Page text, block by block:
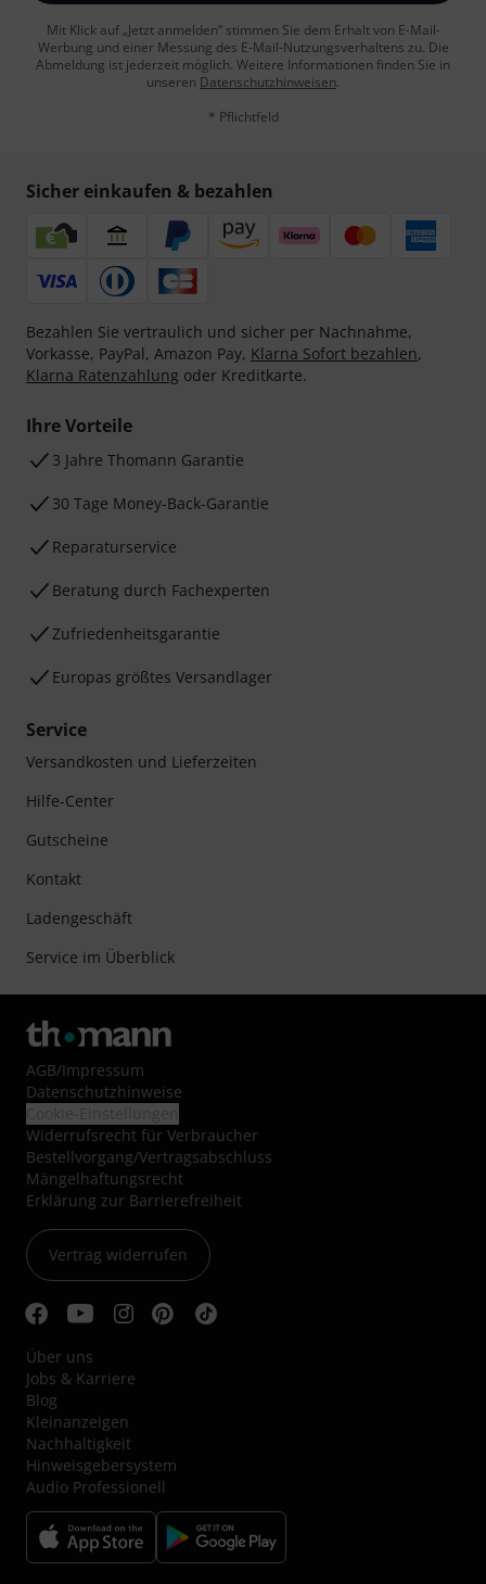
Mit Klick auf „Jetzt anmelden“ stimmen Sie dem Erhalt von E-Mail-
Werbung und einer Messung des E-Mail-Nutzungsverhaltens zu. Die
Abmeldung ist jederzeit möglich. Weitere Informationen finden Sie in
unseren Datenschutzhinweisen.
* Pflichtfeld
Sicher einkaufen & bezahlen
Bezahlen Sie vertraulich und sicher per Nachnahme,
Vorkasse, PayPal, Amazon Pay, Klarna Sofort bezahlen,
Klarna Ratenzahlung oder Kreditkarte.
Ihre Vorteile
3 Jahre Thomann Garantie
30 Tage Money-Back-Garantie
Reparaturservice
Beratung durch Fachexperten
Zufriedenheitsgarantie
Europas größtes Versandlager
Service
Versandkosten und Lieferzeiten
Hilfe-Center
Gutscheine
Kontakt
Ladengeschäft
Service im Überblick
AGB/Impressum
Datenschutzhinweise
Widerrufsrecht für Verbraucher
Bestellvorgang/Vertragsabschluss
Mängelhaftungsrecht
Erklärung zur Barrierefreiheit
Vertrag widerrufen
Über uns
Jobs & Karriere
Blog
Kleinanzeigen
Nachhaltigkeit
Hinweisgebersystem
Audio Professionell